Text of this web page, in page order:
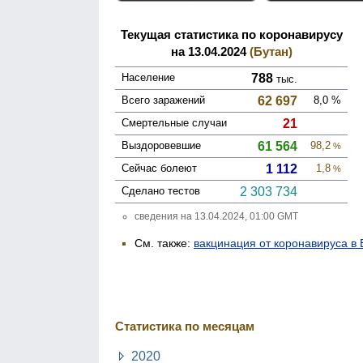
Текущая статистика по коронавирусу
на 13.04.2024(Бутан)
Население 788 тыс.
Всего зара­жений
62 697 8,0 %
Смер­тельные случаи
21
Выздоро­вевшие 61 564 98,2 %
Сейчас болеют 1 112 1,8 %
Сделано тестов 2 303 734
сведения на 13.04.2024, 01:00 GMT
См. также: вакцинация от коронавируса в
Статистика по месяцам
2020